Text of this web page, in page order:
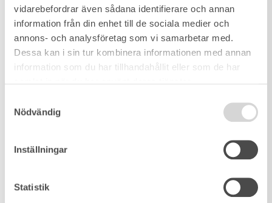
vidarebefordrar även sådana identifierare och annan
information från din enhet till de sociala medier och
annons- och analysföretag som vi samarbetar med.
Dessa kan i sin tur kombinera informationen med annan
information som du har tillhandahållit eller som de har
Nödvändig
Inställningar
Statistik